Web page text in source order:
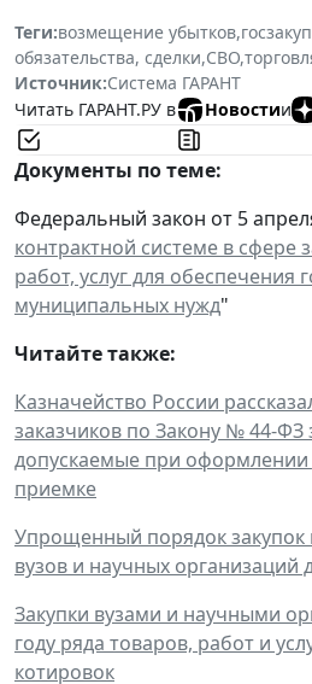
Теги:возмещение убытков,
обязательства, сделки,СВО,
Источник:Система ГАРАНТ
Читать ГАРАНТ.РУ в
Новостии
Документы по теме:
Федеральный закон от 5
контрактной системе в сфере
работ, услуг для обеспечения
муниципальных нужд"
Читайте также:
Казначейство России
заказчиков по Закону № 44-ФЗ
допускаемые при оформлении
приемке
Упрощенный порядок закупок
вузов и научных организаций
Закупки вузами и научными
году ряда товаров, работ и
котировок